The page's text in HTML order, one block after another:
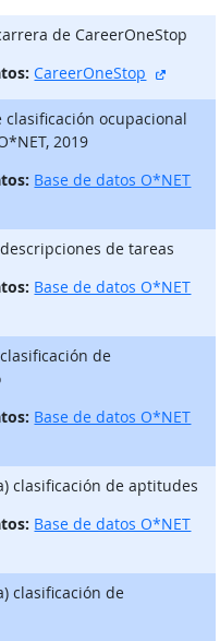
de CareerOneStop
CareerOneStop
clasificación ocupacional
2019
Base de datos O*NET
de tareas
Base de datos O*NET
de
Base de datos O*NET
clasificación de aptitudes
Base de datos O*NET
clasificación de